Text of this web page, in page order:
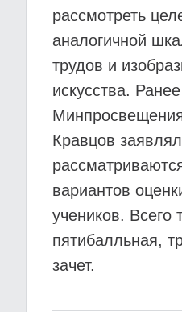
рассмотреть
аналогичной
трудов и
искусства.
Кравцов
вариантов
учеников. Всего
пятибалльная,
зачет.